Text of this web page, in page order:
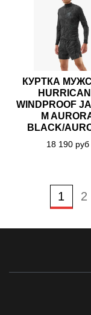
КУРТКА
WINDPROOF
M
BLACK/
18 190 руб
1 2